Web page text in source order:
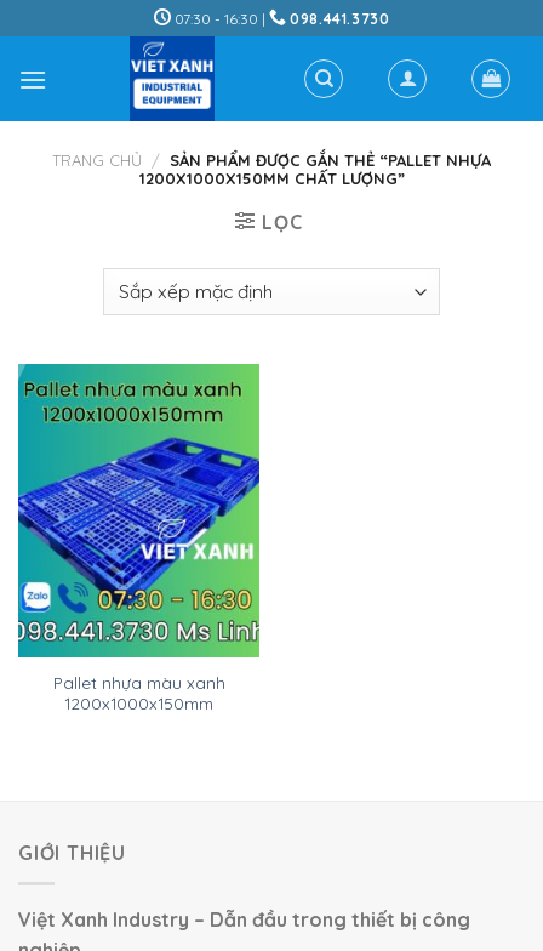
to
content
07:30 - 16:30 | 098.441.3730
TRANG CHỦ / SẢN PHẨM ĐƯỢC GẮN THẺ “PALLET NHỰA
1200X1000X150MM CHẤT LƯỢNG”
LỌC
Pallet nhựa màu xanh
1200x1000x150mm
GIỚI THIỆU
Việt Xanh Industry – Dẫn đầu trong thiết bị công